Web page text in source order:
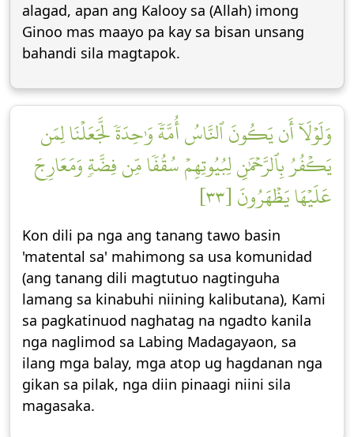
alagad, apan ang Kalooy sa (Allah) imong
Ginoo mas maayo pa kay sa bisan unsang
bahandi sila magtapok.
وَلَوۡلَآ أَن يَكُونَ ٱلنَّاسُ أُمَّةٗ وَٰحِدَةٗ لَّجَعَلۡنَا لِمَن
يَكۡفُرُ بِٱلرَّحۡمَٰنِ لِبُيُوتِهِمۡ سُقُفٗا مِّن فِضَّةٖ وَمَعَارِجَ
عَلَيۡهَا يَظۡهَرُونَ [٣٣]
Kon dili pa nga ang tanang tawo basin
'matental sa' mahimong sa usa komunidad
(ang tanang dili magtutuo nagtinguha
lamang sa kinabuhi niining kalibutana), Kami
sa pagkatinuod naghatag na ngadto kanila
nga naglimod sa Labing Madagayaon, sa
ilang mga balay, mga atop ug hagdanan nga
gikan sa pilak, nga diin pinaagi niini sila
magasaka.